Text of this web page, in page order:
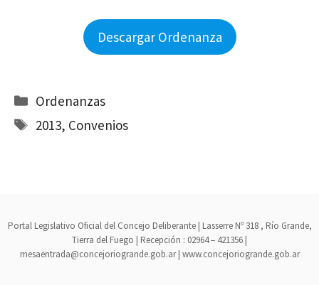
Descargar Ordenanza
Categorías
Ordenanzas
Etiquetas
2013, Convenios
Portal Legislativo Oficial del Concejo Deliberante | Lasserre Nº 318 , Río Grande,
Tierra del Fuego | Recepción : 02964 – 421356 |
mesaentrada@concejoriogrande.gob.ar | www.concejoriogrande.gob.ar